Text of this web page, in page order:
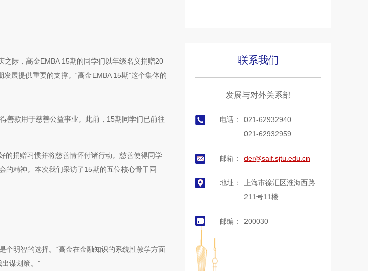
际，高金EMBA 15期的同学们以年级名义捐赠20
展提供重要的支撑。“高金EMBA 15期”这个集体的
善款用于慈善公益事业。此前，15期同学们已前往
的捐赠习惯并将慈善情怀付诸行动。慈善使得同学
的精神。本次我们采访了15期的五位核心骨干同
个明智的选择。“高金在金融知识的系统性教学方面
谋划策。”
联系我们
发展与对外关系部
021-62932940
021-62932959
电话：
der@saif.sjtu.edu.cn
邮箱：
上海市徐汇区淮海西路
211号11楼
地址：
200030
邮编：